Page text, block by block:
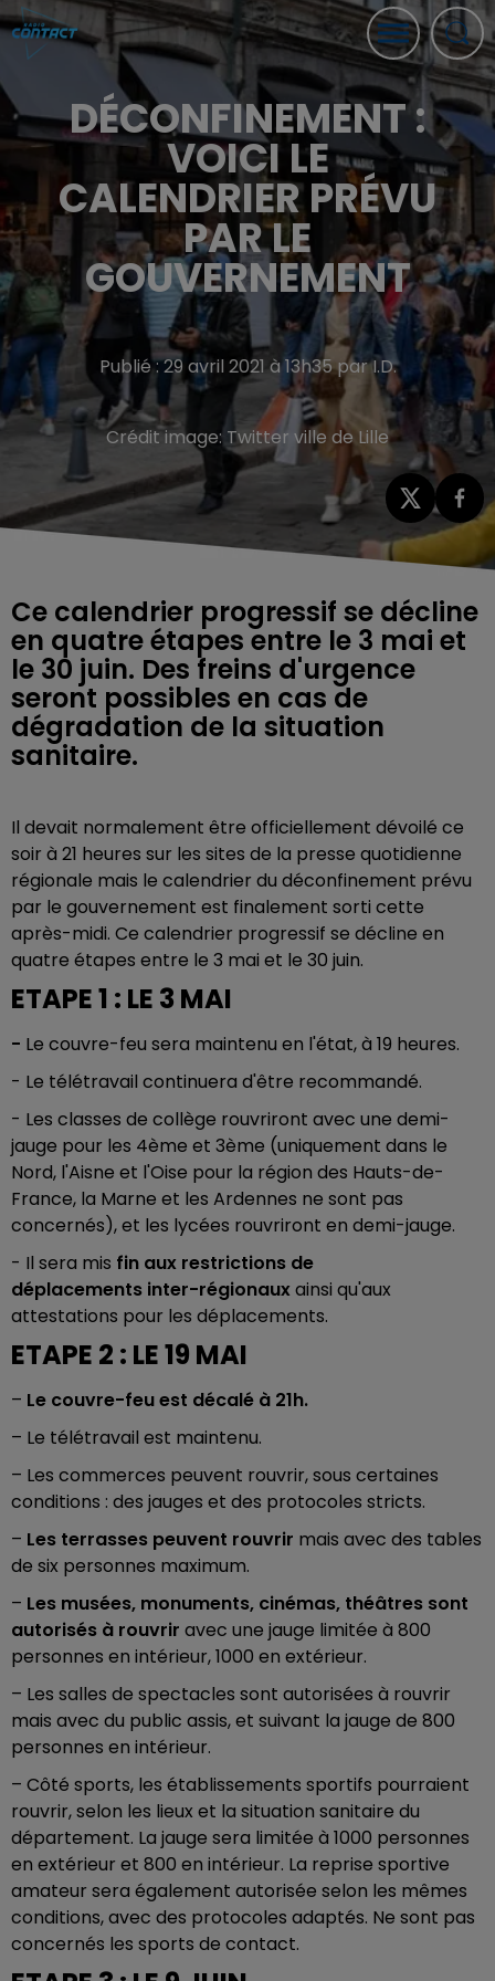
DÉCONFINEMENT :
VOICI LE
CALENDRIER PRÉVU
PAR LE
GOUVERNEMENT
Publié : 29 avril 2021 à 13h35 par I.D.
Crédit image: Twitter ville de Lille
Ce calendrier progressif se décline
en quatre étapes entre le 3 mai et
le 30 juin. Des freins d'urgence
seront possibles en cas de
dégradation de la situation
sanitaire.
Il devait normalement être officiellement dévoilé ce
soir à 21 heures sur les sites de la presse quotidienne
régionale mais le calendrier du déconfinement prévu
par le gouvernement est finalement sorti cette
après-midi. Ce calendrier progressif se décline en
quatre étapes entre le 3 mai et le 30 juin.
ETAPE 1 : LE 3 MAI
- Le couvre-feu sera maintenu en l'état, à 19 heures.
- Le télétravail continuera d'être recommandé.
- Les classes de collège rouvriront avec une demi-
jauge pour les 4ème et 3ème (uniquement dans le
Nord, l'Aisne et l'Oise pour la région des Hauts-de-
France, la Marne et les Ardennes ne sont pas
concernés), et les lycées rouvriront en demi-jauge.
- Il sera mis fin aux restrictions de
déplacements inter-régionauxainsi qu'aux
attestations pour les déplacements.
ETAPE 2 : LE 19 MAI
– Le couvre-feu est décalé à 21h.
– Le télétravail est maintenu.
– Les commerces peuvent rouvrir, sous certaines
conditions : des jauges et des protocoles stricts.
– Les terrasses peuvent rouvrir mais avec des tables
de six personnes maximum.
– Les musées, monuments, cinémas, théâtres sont
autorisés à rouvrir avec une jauge limitée à 800
personnes en intérieur, 1000 en extérieur.
– Les salles de spectacles sont autorisées à rouvrir
mais avec du public assis, et suivant la jauge de 800
personnes en intérieur.
– Côté sports, les établissements sportifs pourraient
rouvrir, selon les lieux et la situation sanitaire du
département. La jauge sera limitée à 1000 personnes
en extérieur et 800 en intérieur. La reprise sportive
amateur sera également autorisée selon les mêmes
conditions, avec des protocoles adaptés. Ne sont pas
concernés les sports de contact.